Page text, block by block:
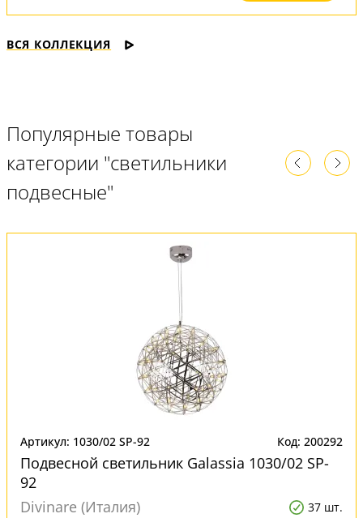
ВСЯ КОЛЛЕКЦИЯ
Популярные товары
категории "светильники
подвесные"
Артикул: 1030/02 SP-92 Код: 200292
Подвесной светильник Galassia 1030/02 SP-
92
Divinare (Италия)
37 шт.